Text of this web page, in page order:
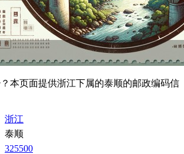
本页面提供浙江下属的泰顺的邮政编码信
浙江
泰顺
325500